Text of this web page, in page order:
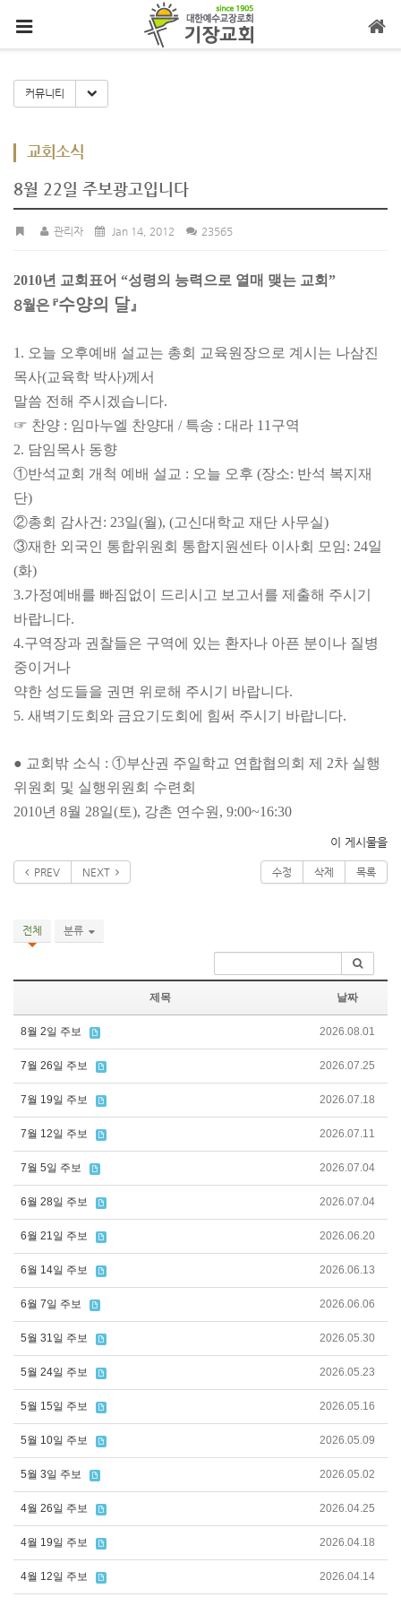
커뮤니티 Toggle Dropdown
교회소식
8월 22일 주보광고입니다
관리자 Jan 14, 2012 23565
2010년 교회표어 “성령의 능력으로 열매 맺는 교회”
8월은 『수양의 달』
1. 오늘 오후예배 설교는 총회 교육원장으로 계시는 나삼진
목사(교육학 박사)께서
말씀 전해 주시겠습니다.
☞ 찬양 : 임마누엘 찬양대 / 특송 : 대라 11구역
2. 담임목사 동향
①반석교회 개척 예배 설교 : 오늘 오후 (장소: 반석 복지재
단)
②총회 감사건: 23일(월), (고신대학교 재단 사무실)
③재한 외국인 통합위원회 통합지원센타 이사회 모임: 24일
(화)
3.가정예배를 빠짐없이 드리시고 보고서를 제출해 주시기
바랍니다.
4.구역장과 권찰들은 구역에 있는 환자나 아픈 분이나 질병
중이거나
약한 성도들을 권면 위로해 주시기 바랍니다.
5. 새벽기도회와 금요기도회에 힘써 주시기 바랍니다.
● 교회밖 소식 : ①부산권 주일학교 연합협의회 제 2차 실행
위원회 및 실행위원회 수련회
2010년 8월 28일(토), 강촌 연수원, 9:00~16:30
이 게시물을
PREV NEXT 수정 삭제 목록
전체 분류
제목 날짜
8월 2일 주보 2026.08.01
7월 26일 주보 2026.07.25
7월 19일 주보 2026.07.18
7월 12일 주보 2026.07.11
7월 5일 주보 2026.07.04
6월 28일 주보 2026.07.04
6월 21일 주보 2026.06.20
6월 14일 주보 2026.06.13
6월 7일 주보 2026.06.06
5월 31일 주보 2026.05.30
5월 24일 주보 2026.05.23
5월 15일 주보 2026.05.16
5월 10일 주보 2026.05.09
5월 3일 주보 2026.05.02
4월 26일 주보 2026.04.25
4월 19일 주보 2026.04.18
4월 12일 주보 2026.04.14